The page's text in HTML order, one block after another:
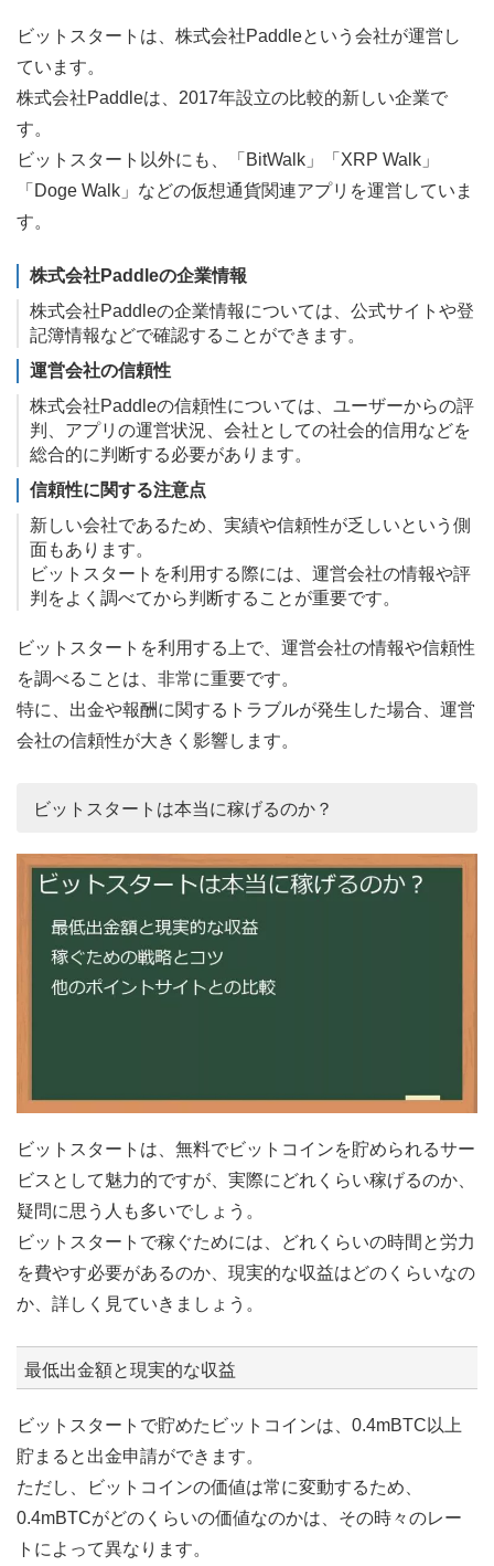
ビットスタートは、株式会社Paddleという会社が運営し
ています。
株式会社Paddleは、2017年設立の比較的新しい企業で
す。
ビットスタート以外にも、「BitWalk」「XRP Walk」
「Doge Walk」などの仮想通貨関連アプリを運営していま
す。
株式会社Paddleの企業情報
株式会社Paddleの企業情報については、公式サイトや登
記簿情報などで確認することができます。
運営会社の信頼性
株式会社Paddleの信頼性については、ユーザーからの評
判、アプリの運営状況、会社としての社会的信用などを
総合的に判断する必要があります。
信頼性に関する注意点
新しい会社であるため、実績や信頼性が乏しいという側
面もあります。
ビットスタートを利用する際には、運営会社の情報や評
判をよく調べてから判断することが重要です。
ビットスタートを利用する上で、運営会社の情報や信頼性
を調べることは、非常に重要です。
特に、出金や報酬に関するトラブルが発生した場合、運営
会社の信頼性が大きく影響します。
ビットスタートは本当に稼げるのか？
ビットスタートは、無料でビットコインを貯められるサー
ビスとして魅力的ですが、実際にどれくらい稼げるのか、
疑問に思う人も多いでしょう。
ビットスタートで稼ぐためには、どれくらいの時間と労力
を費やす必要があるのか、現実的な収益はどのくらいなの
か、詳しく見ていきましょう。
最低出金額と現実的な収益
ビットスタートで貯めたビットコインは、0.4mBTC以上
貯まると出金申請ができます。
ただし、ビットコインの価値は常に変動するため、
0.4mBTCがどのくらいの価値なのかは、その時々のレー
トによって異なります。